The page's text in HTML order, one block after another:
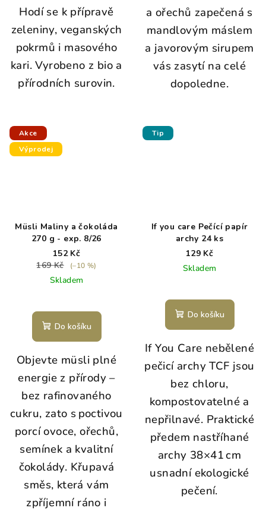
Hodí se k přípravě
zeleniny, veganských
pokrmů i masového
kari. Vyrobeno z bio a
přírodních surovin.
a ořechů zapečená s
mandlovým máslem
a javorovým sirupem
vás zasytí na celé
dopoledne.
Akce
Výprodej
Müsli Maliny a čokoláda
270 g - exp. 8/26
152 Kč
169 Kč
(–10 %)
Skladem
Do košíku
Objevte müsli plné
energie z přírody –
bez rafinovaného
cukru, zato s poctivou
porcí ovoce, ořechů,
semínek a kvalitní
čokolády. Křupavá
směs, která vám
zpříjemní ráno i
Tip
If you care Pečící papír
archy 24 ks
129 Kč
Skladem
Do košíku
If You Care nebělené
pečicí archy TCF jsou
bez chloru,
kompostovatelné a
nepřilnavé. Praktické
předem nastříhané
archy 38×41 cm
usnadní ekologické
pečení.